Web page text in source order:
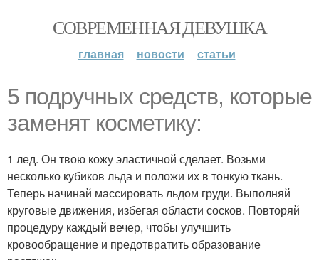
СОВРЕМЕННАЯ ДЕВУШКА
главная новости статьи
5 подручных средств, которые
заменят косметику:
1 лед. Он твою кожу эластичной сделает. Возьми
несколько кубиков льда и положи их в тонкую ткань.
Теперь начинай массировать льдом груди. Выполняй
круговые движения, избегая области сосков. Повторяй
процедуру каждый вечер, чтобы улучшить
кровообращение и предотвратить образование